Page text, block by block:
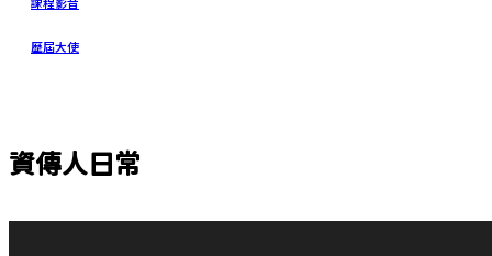
歷屆大使
資傳人日常